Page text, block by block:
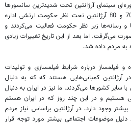
سینمای آرژانتین تحت شدیدترین سانسورها
قرار داشت، ادامه داد: در دهه 70 و 80 آرژانتین تحت نظر حکومت ارتشی اداره
رسانه‌ها زیر نظر حکومت فعالیت می‌کردند و
می‌گرفت. اما بعد از این تاریخ تغییرات زیادی
به مردم داده شد.
و فیلمساز درباره شرایط فیلمسازی و تولیدات
کمپانی‌هایی هستند که که به دنبال
با سایر کشورها می‌گردند. ما نیز در ایران به دنبال
هستیم و در این چند روز که در ایران هستم
وجود دارد. در آرژانتین براساس نیاز مردم
موضوعات اجتماعی بیشتر مورد توجه قرار